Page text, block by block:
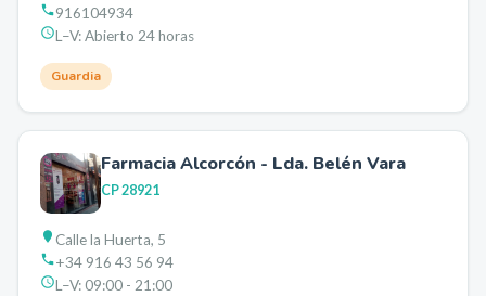
916104934
L–V:Abierto 24 horas
Guardia
Farmacia Alcorcón - Lda. Belén Vara
CP28921
Calle la Huerta, 5
+34 916 43 56 94
L–V:09:00 - 21:00